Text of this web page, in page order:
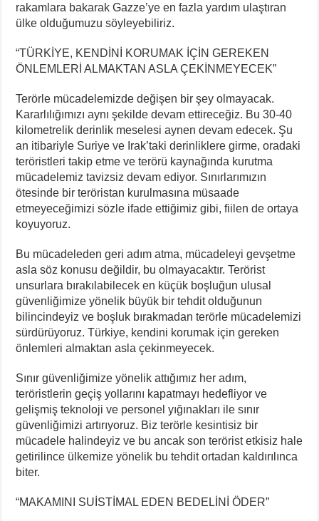
rakamlara bakarak Gazze’ye en fazla yardım ulaştıran
ülke olduğumuzu söyleyebiliriz.
“TÜRKİYE, KENDİNİ KORUMAK İÇİN GEREKEN
ÖNLEMLERİ ALMAKTAN ASLA ÇEKİNMEYECEK”
Terörle mücadelemizde değişen bir şey olmayacak.
Kararlılığımızı aynı şekilde devam ettireceğiz. Bu 30-40
kilometrelik derinlik meselesi aynen devam edecek. Şu
an itibariyle Suriye ve Irak’taki derinliklere girme, oradaki
teröristleri takip etme ve terörü kaynağında kurutma
mücadelemiz tavizsiz devam ediyor. Sınırlarımızın
ötesinde bir teröristan kurulmasına müsaade
etmeyeceğimizi sözle ifade ettiğimiz gibi, fiilen de ortaya
koyuyoruz.
Bu mücadeleden geri adım atma, mücadeleyi gevşetme
asla söz konusu değildir, bu olmayacaktır. Terörist
unsurlara bırakılabilecek en küçük boşluğun ulusal
güvenliğimize yönelik büyük bir tehdit olduğunun
bilincindeyiz ve boşluk bırakmadan terörle mücadelemizi
sürdürüyoruz. Türkiye, kendini korumak için gereken
önlemleri almaktan asla çekinmeyecek.
Sınır güvenliğimize yönelik attığımız her adım,
teröristlerin geçiş yollarını kapatmayı hedefliyor ve
gelişmiş teknoloji ve personel yığınakları ile sınır
güvenliğimizi artırıyoruz. Biz terörle kesintisiz bir
mücadele halindeyiz ve bu ancak son terörist etkisiz hale
getirilince ülkemize yönelik bu tehdit ortadan kaldırılınca
biter.
“MAKAMINI SUİSTİMAL EDEN BEDELİNİ ÖDER”